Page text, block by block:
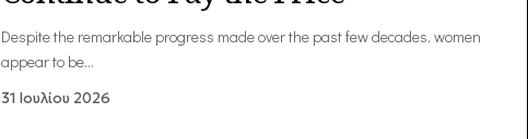
Despite the remarkable progress made over the past few decades, women
appear to be…
31 Ιουλίου 2026